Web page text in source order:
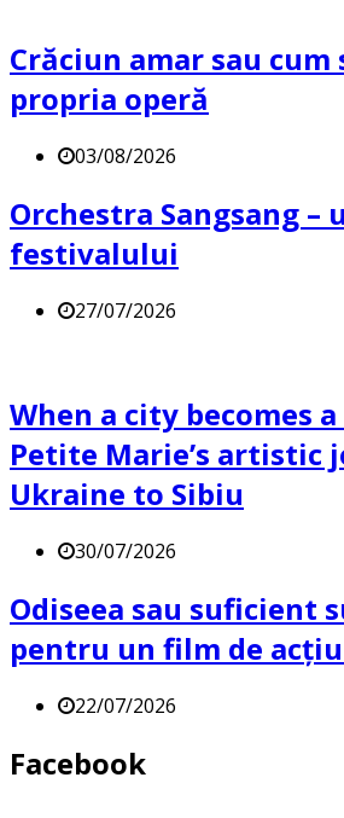
Crăciun amar sau
propria operă
03/08/2026
Orchestra Sangsang –
festivalului
27/07/2026
When a city becomes a
Petite Marie’s artistic
Ukraine to Sibiu
30/07/2026
Odiseea sau suficient
pentru un film de
22/07/2026
Facebook